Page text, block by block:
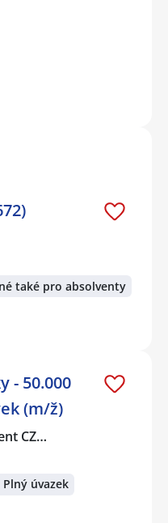
také pro absolventy
- 50.000
(m/ž)
CZ…
Plný úvazek